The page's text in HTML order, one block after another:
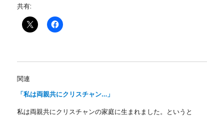
共有:
関連
「私は両親共にクリスチャン…」
私は両親共にクリスチャンの家庭に生まれました。というと